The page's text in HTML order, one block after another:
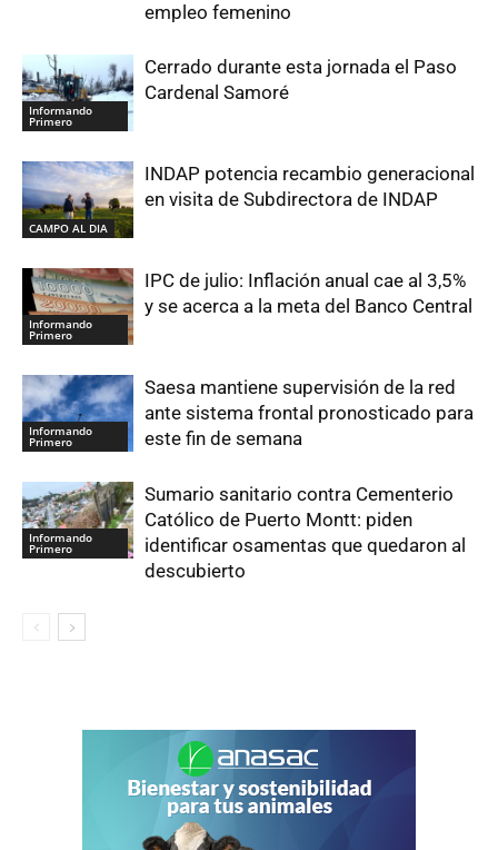
empleo femenino
Informando
Primero
Cerrado durante esta jornada el Paso
Cardenal Samoré
CAMPO AL DIA
INDAP potencia recambio generacional
en visita de Subdirectora de INDAP
Informando
Primero
IPC de julio: Inflación anual cae al 3,5%
y se acerca a la meta del Banco Central
Informando
Primero
Saesa mantiene supervisión de la red
ante sistema frontal pronosticado para
este fin de semana
Informando
Primero
Sumario sanitario contra Cementerio
Católico de Puerto Montt: piden
identificar osamentas que quedaron al
descubierto